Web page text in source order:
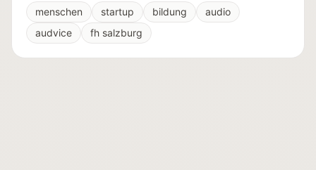
menschen startup bildung
audio
audvice
fh salzburg